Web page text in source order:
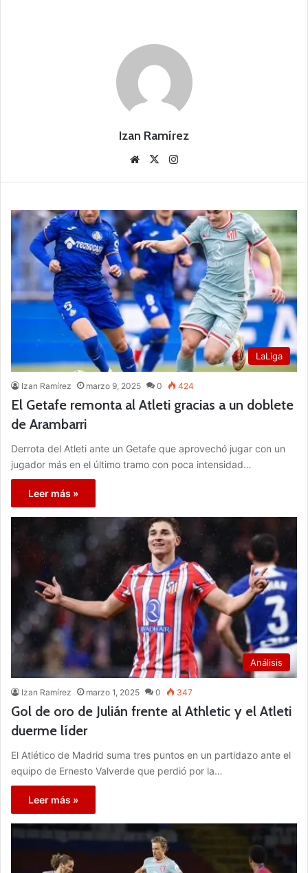
Izan Ramírez
Siti
b
X
m
LaLiga
Izan Ramírez marzo 9, 2025 0 424
El Getafe remonta al Atleti gracias a un doblete
de Arambarri
Derrota del Atleti ante un Getafe que aprovechó jugar con un
jugador más en el último tramo con poca intensidad…
Leer más »
Análisis
Izan Ramírez marzo 1, 2025 0 347
Gol de oro de Julián frente al Athletic y el Atleti
duerme líder
El Atlético de Madrid suma tres puntos en un partidazo ante el
equipo de Ernesto Valverde que perdió por la…
Leer más »